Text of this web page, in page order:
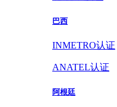
巴西
INMETRO认证
ANATEL认证
阿根廷